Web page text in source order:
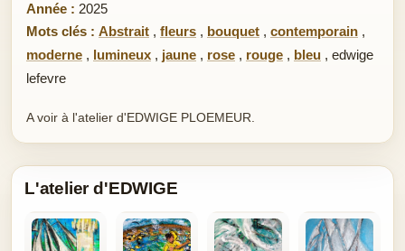
Année : 2025
Mots clés : Abstrait , fleurs , bouquet , contemporain ,
moderne , lumineux , jaune , rose , rouge , bleu , edwige
lefevre
A voir à l'atelier d'EDWIGE PLOEMEUR.
L'atelier d'EDWIGE